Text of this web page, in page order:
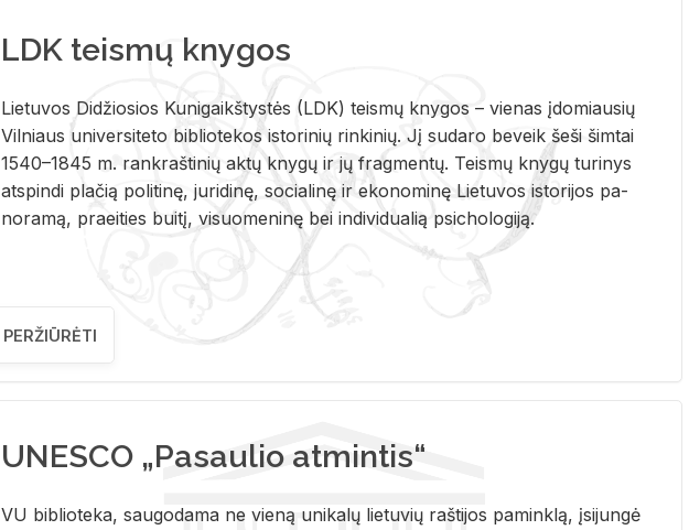
LDK teismų knygos
Lie­tu­vos Di­džio­sios Ku­ni­gaikš­tys­tės (LDK) teis­mų kny­gos – vie­nas įdo­miau­sių
Vil­niaus uni­ver­si­te­to bi­b­lio­te­kos is­to­ri­nių rin­ki­nių. Jį su­da­ro be­veik šeši šim­tai
1540–1845 m. rank­raš­ti­nių aktų kny­gų ir jų frag­men­tų. Teis­mų kny­gų tu­ri­nys
at­spin­di pla­čią po­li­ti­nę, ju­ri­di­nę, so­cia­li­nę ir eko­no­mi­nę Lie­tu­vos is­to­ri­jos pa­
no­ra­mą, pra­ei­ties bui­tį, vi­suo­me­ni­nę bei in­di­vi­dua­lią psi­cho­lo­gi­ją.
PERŽIŪRĖTI
UNESCO „Pasaulio atmintis“
VU biblioteka, saugodama ne vieną unikalų lietuvių raštijos paminklą, įsijungė